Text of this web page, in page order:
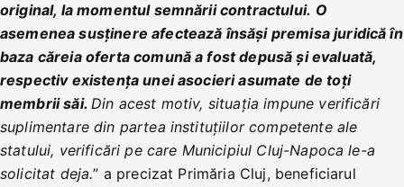
original, la momentul semnării contractului. O
asemenea susținere afectează însăși premisa juridică în
baza căreia oferta comună a fost depusă și evaluată,
respectiv existența unei asocieri asumate de toți
membrii săi.Din acest motiv, situația impune verificări
suplimentare din partea instituțiilor competente ale
statului, verificări pe care Municipiul Cluj-Napoca le-a
solicitat deja.” a precizat Primăria Cluj, beneficiarul